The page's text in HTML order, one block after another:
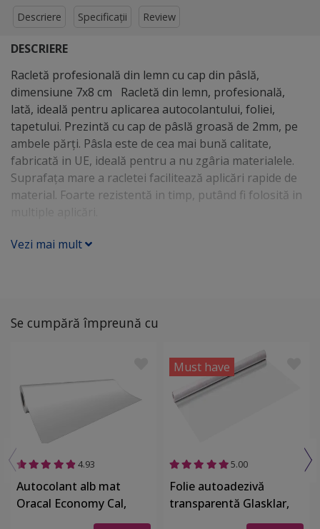
Descriere Specificații Review
DESCRIERE
Racletă profesională din lemn cu cap din pâslă,
dimensiune 7x8 cm Racletă din lemn, profesională,
lată, ideală pentru aplicarea autocolantului, foliei,
tapetului. Prezintă cu cap de pâslă groasă de 2mm, pe
ambele părți. Pâsla este de cea mai bună calitate,
fabricată in UE, ideală pentru a nu zgâria materialele.
Suprafața mare a racletei facilitează aplicări rapide de
material. Foarte rezistentă in timp, putând fi folosită in
Vezi mai mult
Se cumpără împreună cu
4.93
Autocolant alb mat
Oracal Economy Cal,
White 641M010, lățime
Must have
5.00
Folie autoadezivă
transparentă Glasklar,
aspect lucios, 50 cm